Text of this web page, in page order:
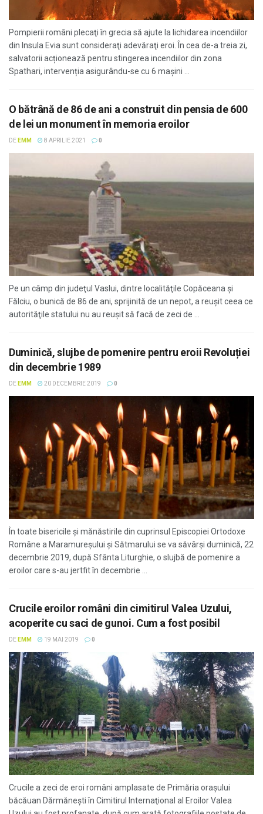
Pompierii români plecaţi în grecia să ajute la lichidarea incendiilor
din Insula Evia sunt consideraţi adevăraţi eroi. În cea de-a treia zi,
salvatorii acționează pentru stingerea incendiilor din zona
Spathari, intervenția asigurându-se cu 6 mașini ...
O bătrână de 86 de ani a construit din pensia de 600
de lei un monument în memoria eroilor
DE EMM 8 APRILIE 2021 0
Pe un câmp din judeţul Vaslui, dintre localităţile Copăceana şi
Fălciu, o bunică de 86 de ani, sprijinită de un nepot, a reuşit ceea ce
autorităţile statului nu au reuşit să facă de zeci de ...
Duminică, slujbe de pomenire pentru eroii Revoluției
din decembrie 1989
DE EMM 20 DECEMBRIE 2019 0
În toate bisericile şi mănăstirile din cuprinsul Episcopiei Ortodoxe
Române a Maramureșului și Sătmarului se va săvârși duminică, 22
decembrie 2019, după Sfânta Liturghie, o slujbă de pomenire a
eroilor care s-au jertfit în decembrie ...
Crucile eroilor români din cimitirul Valea Uzului,
acoperite cu saci de gunoi. Cum a fost posibil
DE EMM 19 MAI 2019 0
Crucile a zeci de eroi români amplasate de Primăria orașului
băcăuan Dărmănești în Cimitirul Internaţional al Eroilor Valea